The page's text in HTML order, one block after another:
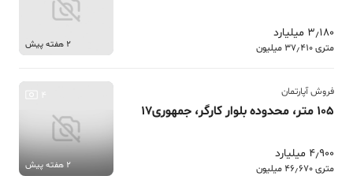
3٫180 میلیارد
متری 37٫410 میلیون 2 هفته پیش
فروش آپارتمان
105 متر، محدوده بلوار کارگر، جمهوری17
4٫900 میلیارد
متری 46٫670 میلیون 2 هفته پیش